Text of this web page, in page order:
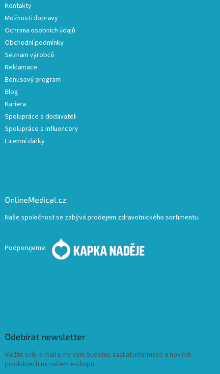
Kontakty
Možnosti dopravy
Ochrana osobních údajů
Obchodní podmínky
Seznam výrobců
Reklamace
Bonusový program
Blog
Kariera
Spolupráce s dodavateli
Spolupráce s influencery
Firemní dárky
OnlineMedical.cz
Naše společnost se zabývá prodejem zdravotnického sortimentu.
Podporujeme:
Odebírat newsletter
Vložte svůj e-mail a my vám budeme zasílat informace o nových
produktech na našem e-shopu.